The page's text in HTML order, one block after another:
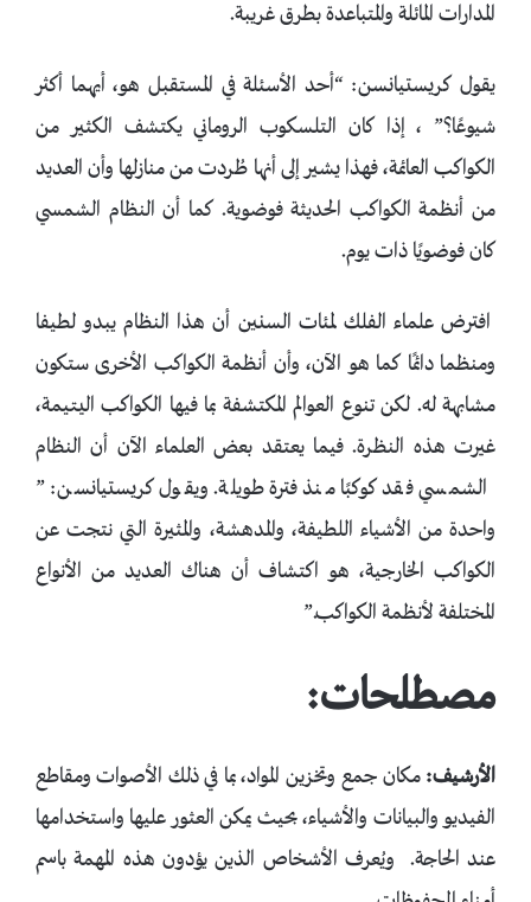
المدارات المائلة والمتباعدة بطرق غريبة.
يقول كريستيانسن: “أحد الأسئلة في المستقبل هو، أيهما أكثر
شيوعًا؟” ، إذا كان التلسكوب الروماني يكتشف الكثير من
الكواكب العائمة، فهذا يشير إلى أنها طُردت من منازلها وأن العديد
من أنظمة الكواكب الحديثة فوضوية. كما أن النظام الشمسي
كان فوضويًا ذات يوم.
افترض علماء الفلك لمئات السنين أن هذا النظام يبدو لطيفا
ومنظما دائمًا كما هو الآن، وأن أنظمة الكواكب الأخرى ستكون
مشابهة له. لكن تنوع العوالم المكتشفة بما فيها الكواكب اليتيمة،
غيرت هذه النظرة. فيما يعتقد بعض العلماء الآن أن النظام
الشمسي فقد كوكبًا منذ فترة طويلة. ويقول كريستيانسن: ”
واحدة من الأشياء اللطيفة، والمدهشة، والمثيرة التي نتجت عن
الكواكب الخارجية، هو اكتشاف أن هناك العديد من الأنواع
المختلفة لأنظمة الكواكب.”
مصطلحات:
الأرشيف: مكان جمع وتخزين المواد، بما في ذلك الأصوات ومقاطع
الفيديو والبيانات والأشياء، بحيث يمكن العثور عليها واستخدامها
عند الحاجة. ويُعرف الأشخاص الذين يؤدون هذه المهمة باسم